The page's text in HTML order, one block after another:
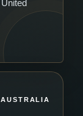
AUSTRALIA